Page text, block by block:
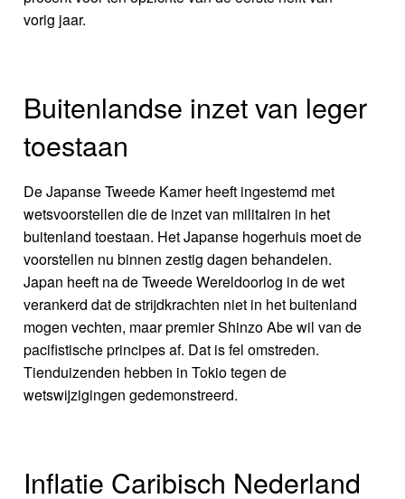
vorig jaar.
Buitenlandse inzet van leger
toestaan
De Japanse Tweede Kamer heeft ingestemd met
wetsvoorstellen die de inzet van militairen in het
buitenland toestaan. Het Japanse hogerhuis moet de
voorstellen nu binnen zestig dagen behandelen.
Japan heeft na de Tweede Wereldoorlog in de wet
verankerd dat de strijdkrachten niet in het buitenland
mogen vechten, maar premier Shinzo Abe wil van de
pacifistische principes af. Dat is fel omstreden.
Tienduizenden hebben in Tokio tegen de
wetswijzigingen gedemonstreerd.
Inflatie Caribisch Nederland